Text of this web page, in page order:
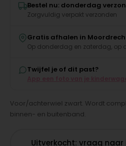
Bestel nu: donderdag
Zorgvuldig verpakt verzonden
Gratis afhalen in
Op donderdag en zaterdag, op
Twijfel je of dit past?
Voor/achterwiel zwart. Wordt
binnen- en buitenband.
Uitverkocht: vraag